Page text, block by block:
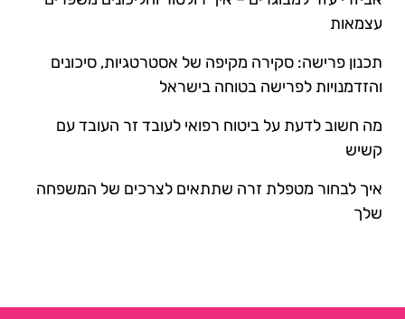
עצמאות
תכנון פרישה: סקירה מקיפה של אסטרטגיות, סיכונים
והזדמנויות לפרישה בטוחה בישראל
מה חשוב לדעת על ביטוח רפואי לעובד זר העובד עם
קשיש
איך לבחור מטפלת זרה שתתאים לצרכים של המשפחה
שלך